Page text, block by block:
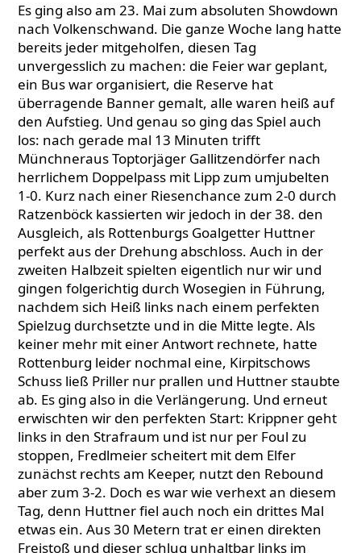
Es ging also am 23. Mai zum absoluten Showdown
nach Volkenschwand. Die ganze Woche lang hatte
bereits jeder mitgeholfen, diesen Tag
unvergesslich zu machen: die Feier war geplant,
ein Bus war organisiert, die Reserve hat
überragende Banner gemalt, alle waren heiß auf
den Aufstieg. Und genau so ging das Spiel auch
los: nach gerade mal 13 Minuten trifft
Münchneraus Toptorjäger Gallitzendörfer nach
herrlichem Doppelpass mit Lipp zum umjubelten
1-0. Kurz nach einer Riesenchance zum 2-0 durch
Ratzenböck kassierten wir jedoch in der 38. den
Ausgleich, als Rottenburgs Goalgetter Huttner
perfekt aus der Drehung abschloss. Auch in der
zweiten Halbzeit spielten eigentlich nur wir und
gingen folgerichtig durch Wosegien in Führung,
nachdem sich Heiß links nach einem perfekten
Spielzug durchsetzte und in die Mitte legte. Als
keiner mehr mit einer Antwort rechnete, hatte
Rottenburg leider nochmal eine, Kirpitschows
Schuss ließ Priller nur prallen und Huttner staubte
ab. Es ging also in die Verlängerung. Und erneut
erwischten wir den perfekten Start: Krippner geht
links in den Strafraum und ist nur per Foul zu
stoppen, Fredlmeier scheitert mit dem Elfer
zunächst rechts am Keeper, nutzt den Rebound
aber zum 3-2. Doch es war wie verhext an diesem
Tag, denn Huttner fiel auch noch ein drittes Mal
etwas ein. Aus 30 Metern trat er einen direkten
Freistoß und dieser schlug unhaltbar links im